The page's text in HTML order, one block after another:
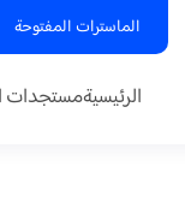
الماسترات المفتوحة
الرئيسيةمستجدات